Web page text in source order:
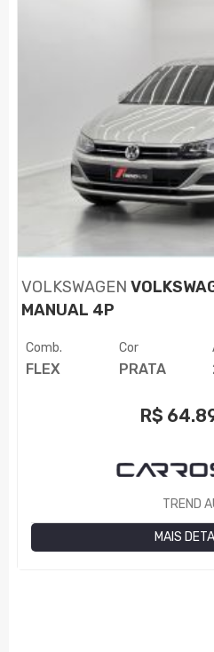
VOLKSWAGEN
MANUAL 4P
Comb.
FLEX
Cor
PRATA
R$
TREND
MAIS